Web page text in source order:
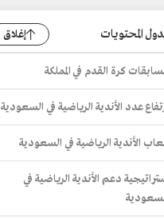
المحتويات إغلاق
كرة القدم في المملكة
عدد الأندية الرياضية في السعودية
الأندية الرياضية في السعودية
دعم الأندية الرياضية في